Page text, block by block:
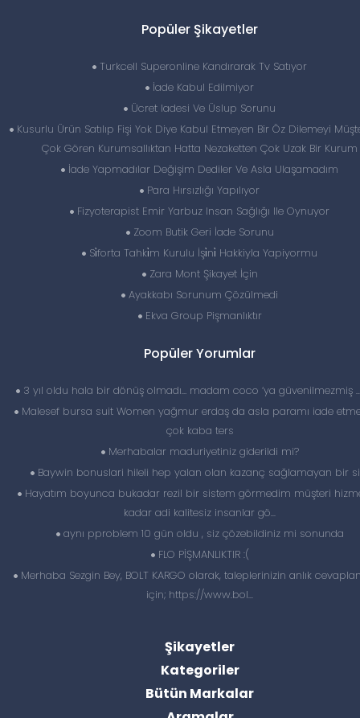
Popüler Şikayetler
Turkcell Superonline Kandırarak Tv Satıyor
İade Kabul Edilmiyor
Ücret Iadesi Ve Üslup Sorunu
Kusurlu Ürün Satılıp Fişi Yok Diye Kabul Etmeyen Bir Öz Dilemeyi
Çok Gören Kurumsallıktan Hatta Nezaketten Çok Uzak Bir Kurum
İade Yapmadılar Değişim Dediler Ve Asla Ulaşamadım
Para Hırsızlığı Yapılıyor
Fizyoterapist Emir Yarbuz Insan Sağlığı Ile Oynuyor
Zoom Butik Geri İade Sorunu
Si̇forta Tahki̇m Kurulu İşi̇ni̇ Hakkiyla Yapiyormu
Zara Mont Şikayet İçin
Ayakkabı Sorunum Çözülmedi
Ekva Group Pişmanlıktır
Popüler Yorumlar
3 yıl oldu hala bir dönüş olmadı… madam coco ‘ya güvenilmezmiş
Malesef bursa suit Women yağmur erdaş da asla paramı iade
çok kaba ters
Merhabalar maduriyetiniz giderildi mi?
Baywin bonuslari hileli hep yalan olan kazanç sağlamayan bir
Hayatım boyunca bukadar rezil bir sistem görmedim müşteri
kadar adi kalitesiz insanlar gö...
aynı pproblem 10 gün oldu , siz çözebildiniz mi sonunda
FLO PİŞMANLIKTIR :(
Merhaba Sezgin Bey, BOLT KARGO olarak, taleplerinizin anlık
için; https://www.bol...
Şikayetler
Kategoriler
Bütün Markalar